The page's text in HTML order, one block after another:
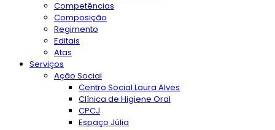
Competências
Composição
Regimento
Editais
Atas
Serviços
Ação Social
Centro Social Laura Alves
Clínica de Higiene Oral
CPCJ
Espaço Júlia